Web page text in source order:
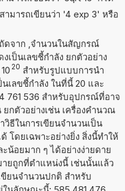
มารถเขียนว่า '4 exp 3' หรือ
ดจาก ,จำนวนในสัญกรณ์
เป็นเลขชี้กำลัง ยกตัวอย่าง
10 20 สำหรับรูปแบบการนำ
เลขชี้กำลัง ในที่นี้ 20 และ
761 536 สำหรับอุปกรณ์ที่อาจ
กตัวอย่างเช่น เครื่องคำนวณ
ธีในการเขียนจำนวนเป็น
โดยเฉพาะอย่างยิ่ง สิ่งนี้ทำให้
น้อยมาก ๆ ได้อย่างง่ายดาย
ยถูกที่ตำแหน่งนี้ เช่นนั้นแล้ว
ยนจำนวนปกติ สำหรับ